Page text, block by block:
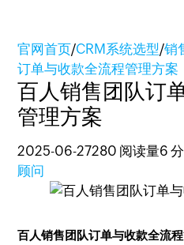
官网首页/CRM系统选型/销
订单与收款全流程管理方案
百人销售团队订
管理方案
2025-06-27280 阅读量6
顾问
百人销售团队订单与收款全流